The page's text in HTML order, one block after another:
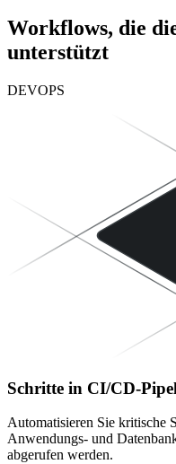
Workflows, die
unterstützt
DEVOPS
Schritte in CI/CD-
Automatisieren Sie kritische
Anwendungs- und
abgerufen werden.